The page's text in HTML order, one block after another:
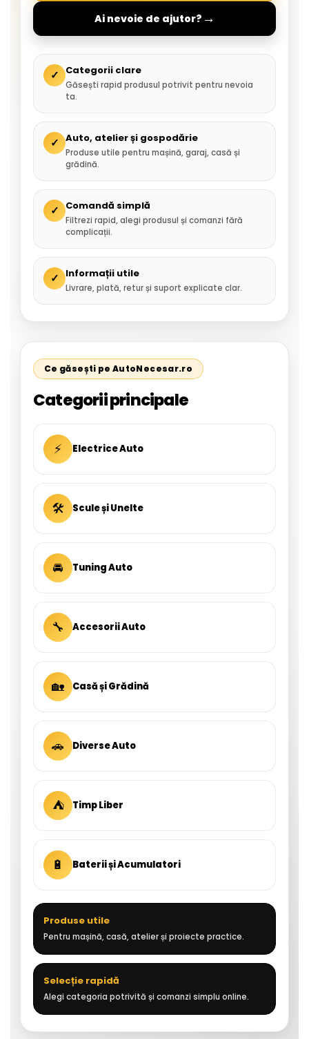
Ai nevoie de ajutor? →
✓ Categorii clare
Găsești rapid produsul potrivit pentru nevoia
ta.
✓ Auto, atelier și gospodărie
Produse utile pentru mașină, garaj, casă și
grădină.
✓ Comandă simplă
Filtrezi rapid, alegi produsul și comanzi fără
complicații.
✓ Informații utile
Livrare, plată, retur și suport explicate clar.
Ce găsești pe AutoNecesar.ro
Categorii principale
⚡ Electrice Auto
🛠 Scule și Unelte
🚘 Tuning Auto
🔧 Accesorii Auto
🏡 Casă și Grădină
🚗 Diverse Auto
⛺ Timp Liber
🔋 Baterii și Acumulatori
Produse utile
Pentru mașină, casă, atelier și proiecte practice.
Selecție rapidă
Alegi categoria potrivită și comanzi simplu online.